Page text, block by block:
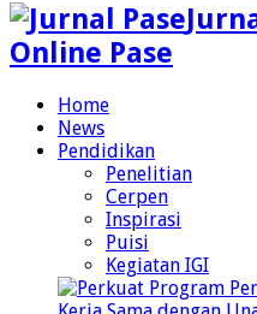
Online Pase
Home
News
Pendidikan
Penelitian
Cerpen
Inspirasi
Puisi
Kegiatan IGI